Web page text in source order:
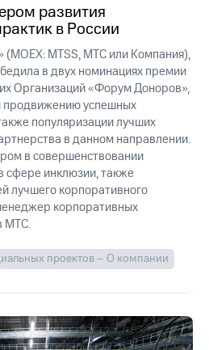
2023
развития
в России
MTSS, МТС или Компания),
в двух номинациях премии
Организаций «Форум Доноров»,
продвижению успешных
популяризации лучших
в данном направлении.
в совершенствовании
сфере инклюзии, также
лучшего корпоративного
корпоративных
МТС.
проектов – О компании